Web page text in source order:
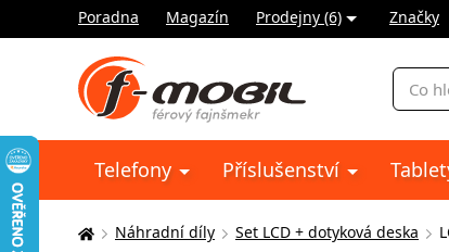
Poradna Magazín Prodejny (6) Značky
Telefony Příslušenství
Zde
Náhradní díly Set LCD + dotyková deska